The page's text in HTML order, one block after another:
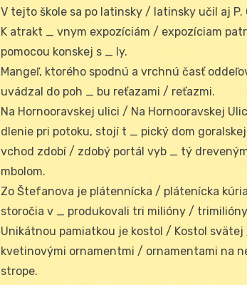
V tejto škole sa po latinsky / latinsky učil aj P.
K atrakt _ vnym expozíciám / expozíciam
pomocou konskej s _ ly.
Mangeľ, ktorého spodnú a vrchnú časť
uvádzal do poh _ bu reťazami / reťazmi.
Na Hornooravskej ulici / Na Hornooravskej
dlenie pri potoku, stojí t _ pický dom
vchod zdobí / zdobý portál vyb _ tý
mbolom.
Zo Štefanova je plátennícka / plátenícka
storočia v _ produkovali tri milióny /
Unikátnou pamiatkou je kostol / Kostol
kvetinovými ornamentmi / ornamentami na
strope.